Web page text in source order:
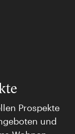
Prospekte
und